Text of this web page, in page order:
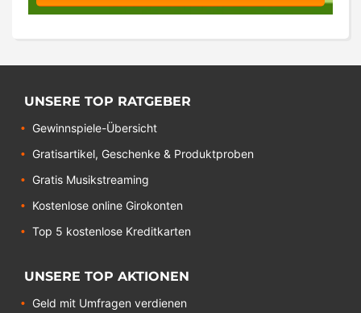
UNSERE TOP RATGEBER
Gewinnspiele-Übersicht
Gratisartikel, Geschenke & Produktproben
Gratis Musikstreaming
Kostenlose online Girokonten
Top 5 kostenlose Kreditkarten
UNSERE TOP AKTIONEN
Geld mit Umfragen verdienen